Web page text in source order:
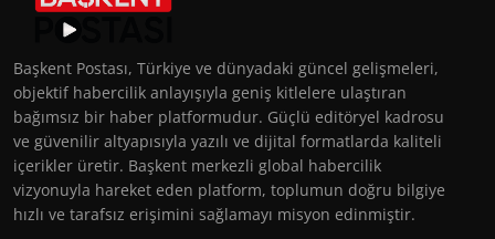
Başkent Postası, Türkiye ve dünyadaki güncel gelişmeleri,
objektif habercilik anlayışıyla geniş kitlelere ulaştıran
bağımsız bir haber platformudur. Güçlü editöryel kadrosu
ve güvenilir altyapısıyla yazılı ve dijital formatlarda kaliteli
içerikler üretir. Başkent merkezli global habercilik
vizyonuyla hareket eden platform, toplumun doğru bilgiye
hızlı ve tarafsız erişimini sağlamayı misyon edinmiştir.